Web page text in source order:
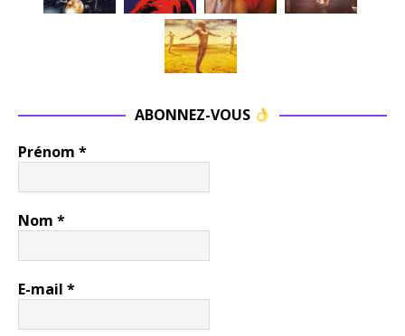
ABONNEZ-VOUS
Prénom *
Nom *
E-mail *